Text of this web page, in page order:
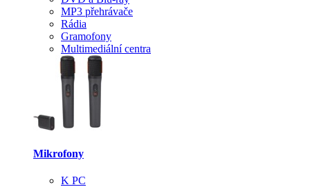
MP3 přehrávače
Rádia
Gramofony
Multimediální centra
Mikrofony
K PC